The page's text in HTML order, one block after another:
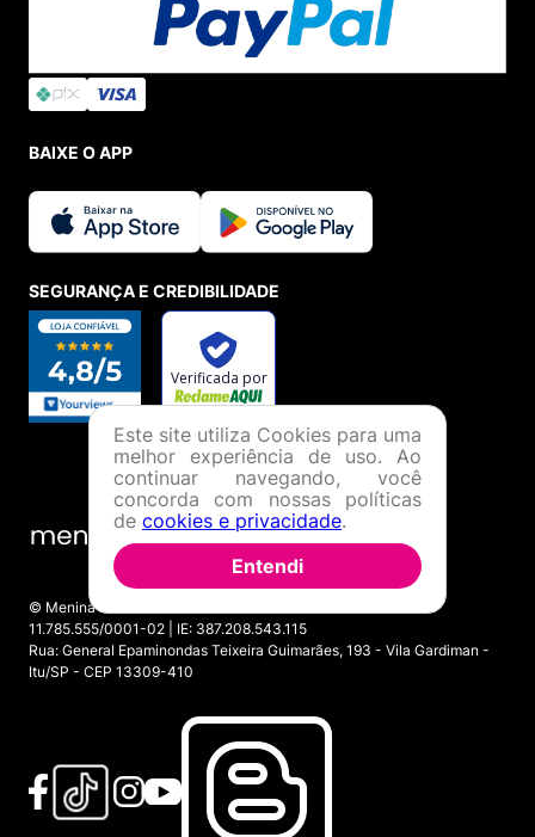
BAIXE O APP
SEGURANÇA E CREDIBILIDADE
© Menina Shoes Comércio de Modas Eireli - EPP CNPJ:
11.785.555/0001-02 | IE: 387.208.543.115
Rua: General Epaminondas Teixeira Guimarães, 193 - Vila Gardiman -
Itu/SP - CEP 13309-410
Este site utiliza Cookies para uma
melhor experiência de uso. Ao
continuar navegando, você
concorda com nossas políticas
de cookies e privacidade.
Entendi